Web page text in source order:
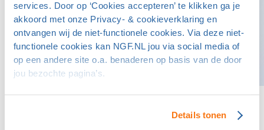
services. Door op ‘Cookies accepteren’ te klikken ga je
akkoord met onze Privacy- & cookieverklaring en
ontvangen wij de niet-functionele cookies. Via deze niet-
functionele cookies kan NGF.NL jou via social media of
op een andere site o.a. benaderen op basis van de door
jou bezochte pagina’s.
Details tonen